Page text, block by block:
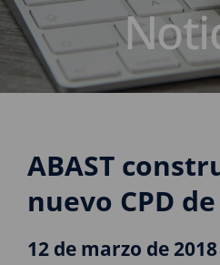
ABAST
nuevo CPD
12 de marzo de 2018